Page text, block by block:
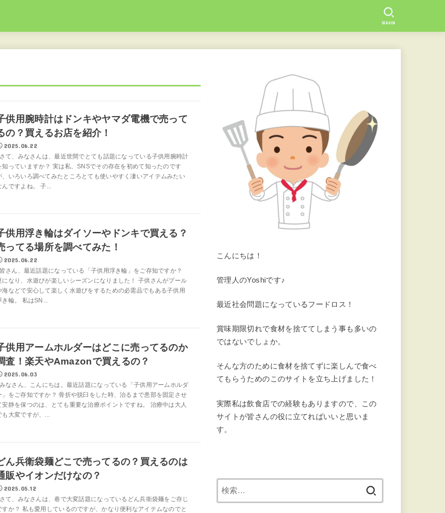
SEARCH
供用腕時計はドンキやヤマダ電機で売って
の？買えるお店を紹介！
2025.06.22
て、みなさんは、最近世間でとても話題になっている子供用腕時計
知っていますか？ 実は私、SNSでその存在を初めて知ったのです
、いろいろ調べてみたところとても使いやすく凄いアイテムみたい
んですよね。 子...
供用浮き輪はダイソーやドンキで買える？
ってる場所を調べてみた！
2025.06.22
さん、最近話題になっている「子供用浮き輪」をご存知ですか？
になり、水遊びが楽しいシーズンになりました！ 子供さんがプール
海などで安心して楽しく水遊びをするための必需品でもある子供用
き輪。 私はSN...
供用アームホルダーはどこに売ってるのか
査！楽天やAmazonで買えるの？
2025.06.03
なさん、こんにちは。最近話題になっている「子供用アームホルダ
」をご存知ですか？ 骨折や脱臼をした時、治るまで患部を固定させ
安静を保つのは、とても重要な治療ポイントですね。 治療中は大人
も大変ですが、...
ん兵衛袋麺どこで売ってるの？買えるのは
販やイオンだけなの？
2025.05.12
て、みなさんは、巷で大変話題になっているどん兵衛袋麺をご存じ
すか？ 私も愛用しているのですが、かなり便利なアイテムなのでと
こんにちは！
管理人のYoshiです♪
最近社会問題になっているフードロス！
賞味期限切れで食材を捨ててしまう事も多いの
ではないでしょか。
そんな方のために食材を捨てずに楽しんで食べ
てもらうためのこのサイトを立ち上げました！
実際私は飲食店での経験もありますので、この
サイトが皆さんの役に立てればいいと思いま
す。